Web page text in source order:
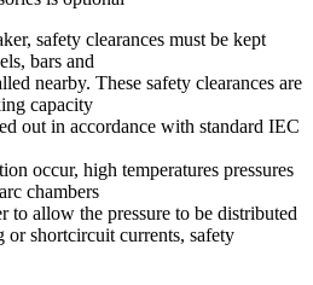
safety clearances must be kept
bars and
nearby. These safety clearances are
capacity
out in accordance with standard IEC
occur, high temperatures pressures
chambers
to allow the pressure to be distributed
or shortcircuit currents, safety